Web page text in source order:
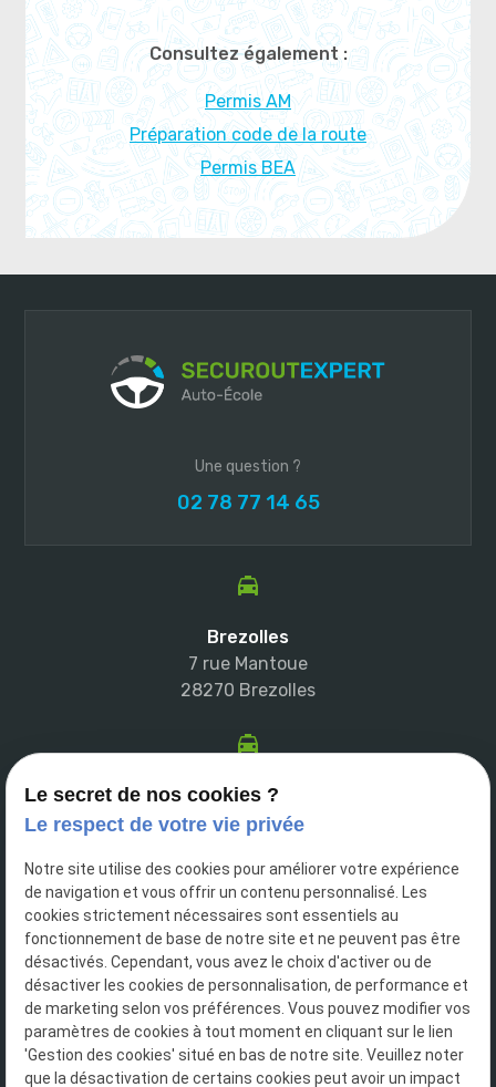
Consultez également :
Permis AM
Préparation code de la route
Permis BEA
Une question ?
02 78 77 14 65
Brezolles
7 rue Mantoue
28270 Brezolles
Breteuil
136 Place Laffitte
Verneuil d'Avre et d'Iton
464 Av. Edmond Demolins
27130 Verneuil d'Avre et d'Iton
Le secret de nos cookies ?
Le respect de votre vie privée
Notre site utilise des cookies pour améliorer votre expérience
de navigation et vous offrir un contenu personnalisé. Les
cookies strictement nécessaires sont essentiels au
fonctionnement de base de notre site et ne peuvent pas être
désactivés. Cependant, vous avez le choix d'activer ou de
désactiver les cookies de personnalisation, de performance et
de marketing selon vos préférences. Vous pouvez modifier vos
paramètres de cookies à tout moment en cliquant sur le lien
'Gestion des cookies' situé en bas de notre site. Veuillez noter
que la désactivation de certains cookies peut avoir un impact